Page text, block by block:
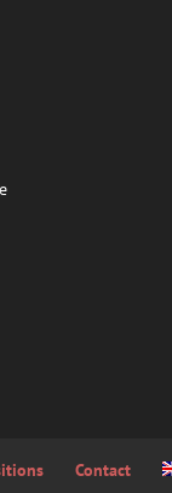
Contact